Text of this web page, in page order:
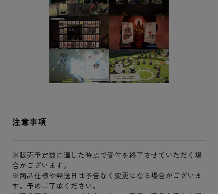
注意事項
※販売予定数に達した時点で受付を終了させていただく場
合がございます。
※商品仕様や発送日は予告なく変更になる場合がございま
す。予めご了承ください。